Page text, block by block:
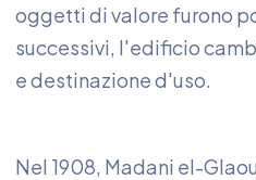
oggetti di valore furono
successivi, l'edificio
e destinazione d'uso.
Nel 1908, Madani el-